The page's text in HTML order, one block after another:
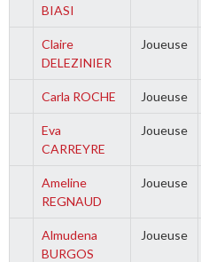
BIASI
Claire
DELEZINIER
Joueuse
Carla ROCHE Joueuse
Eva
CARREYRE
Joueuse
Ameline
REGNAUD
Joueuse
Almudena
BURGOS
Joueuse